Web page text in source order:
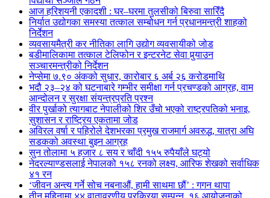
आज हरिशयनी एकादशी : घर–घरमा तुलसीको बिरुवा सारिँदै
निर्यात उद्योगका समस्या तत्काल सम्बोधन गर्न प्रधानमन्त्री शाहको
निर्देशन
व्यवसायमैत्री कर नीतिका लागि उद्योग व्यवसायीको जोड
बडीमालिकामा तत्काल टेलिफोन र इन्टरनेट सेवा पुर्‍याउन
सञ्चारमन्त्रीको निर्देशन
नेप्सेमा ७.९० अंकको सुधार, कारोबार ६ अर्ब २६ करोडमाथि
भदौ २३–२४ को घटनाबारे गम्भीर समीक्षा गर्न प्रचण्डको आग्रह, वाम
आन्दोलन र सुरक्षा संयन्त्रप्रति प्रश्न
वीर पुर्खाको त्यागबाट नेपालीको शिर उँचो भएको राष्ट्रपतिको भनाइ,
सुशासन र राष्ट्रिय एकतामा जोड
अविरल वर्षा र पहिरोले देशभरका प्रमुख राजमार्ग अवरुद्ध, यात्रा अघि
सडकको अवस्था बुझ्न आग्रह
सुन तोलामा ५ हजार ८ सय र चाँदी १५५ रुपैयाँले घट्यो
नेदरल्याण्डसलाई नेपालको १५८ रनको लक्ष्य, आरिफ शेखको सर्वाधिक
४१ रन
‘जीवन अन्त्य गर्ने सोच नबनाऔं, हामी साथमा छौं’ : गगन थापा
तीन महिनामा ४४ वातावरणीय प्रक्रिया सम्पन्न, १६ आयोजनाको